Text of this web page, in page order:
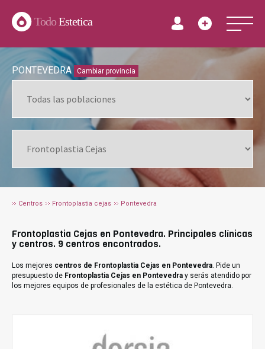
TodoEstetica
PONTEVEDRA Cambiar provincia
Centros Frontoplastia cejas Pontevedra
Frontoplastia Cejas en Pontevedra. Principales clínicas
y centros. 9 centros encontrados.
Los mejores centros de Frontoplastia Cejas en Pontevedra. Pide un
presupuesto de Frontoplastia Cejas en Pontevedra y serás atendido por
los mejores equipos de profesionales de la estética de Pontevedra.